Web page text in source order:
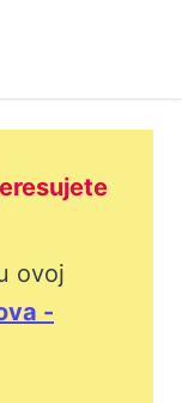
ovoj
-